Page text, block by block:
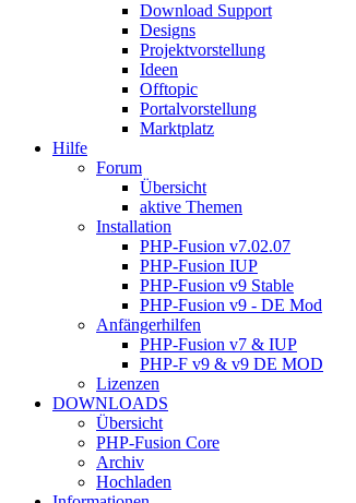
Download Support
Designs
Projektvorstellung
Ideen
Offtopic
Portalvorstellung
Marktplatz
Hilfe
Forum
Übersicht
aktive Themen
Installation
PHP-Fusion v7.02.07
PHP-Fusion IUP
PHP-Fusion v9 Stable
PHP-Fusion v9 - DE Mod
Anfängerhilfen
PHP-Fusion v7 & IUP
PHP-F v9 & v9 DE MOD
Lizenzen
DOWNLOADS
Übersicht
PHP-Fusion Core
Archiv
Hochladen